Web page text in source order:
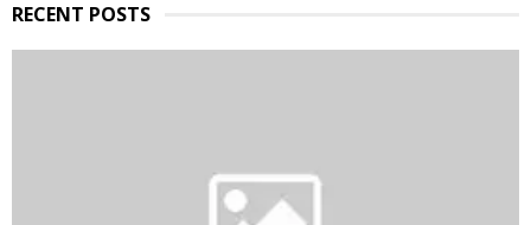
RECENT POSTS